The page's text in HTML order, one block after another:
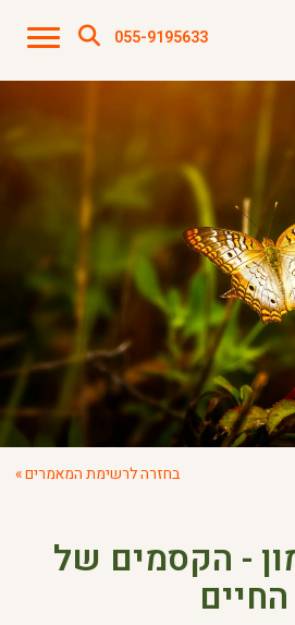
055-9195633
בחזרה לרשימת המאמרים »
- הקסמים של
החיים